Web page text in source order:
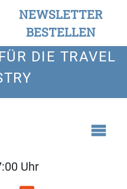
NEWSLETTER
BESTELLEN
DIE TRAVEL
Uhr